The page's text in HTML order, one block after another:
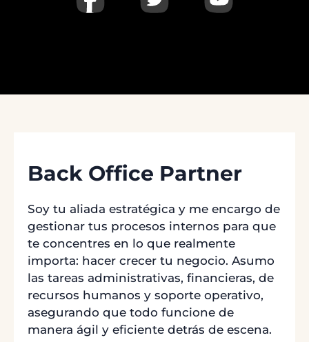
Back Office Partner
Soy tu aliada estratégica y me encargo de
gestionar tus procesos internos para que
te concentres en lo que realmente
importa: hacer crecer tu negocio. Asumo
las tareas administrativas, financieras, de
recursos humanos y soporte operativo,
asegurando que todo funcione de
manera ágil y eficiente detrás de escena.